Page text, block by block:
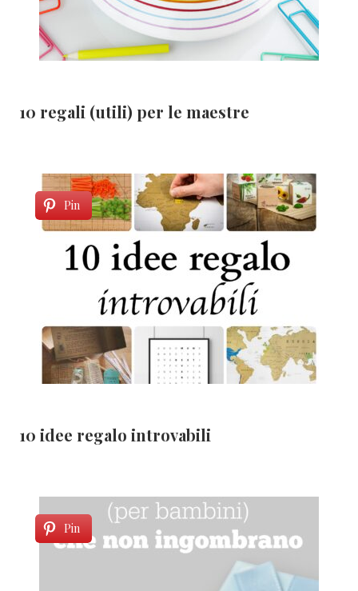
10 regali (utili) per le maestre
Pin
10 idee regalo introvabili
Pin